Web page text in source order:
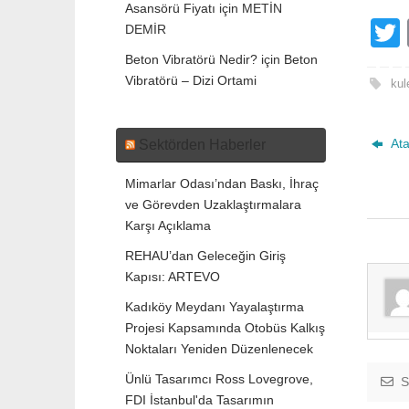
Asansörü Fiyatı için METİN
DEMİR
Beton Vibratörü Nedir? için Beton
Vibratörü – Dizi Ortami
Sektörden Haberler
Mimarlar Odası’ndan Baskı, İhraç
ve Görevden Uzaklaştırmalara
Karşı Açıklama
REHAU’dan Geleceğin Giriş
Kapısı: ARTEVO
Kadıköy Meydanı Yayalaştırma
Projesi Kapsamında Otobüs Kalkış
Noktaları Yeniden Düzenlenecek
Ünlü Tasarımcı Ross Lovegrove,
FDI İstanbul'da Tasarımın